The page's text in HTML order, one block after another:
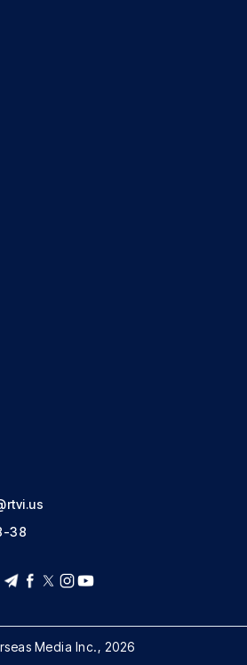
38
Media Inc., 2026